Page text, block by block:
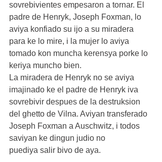
sovrebivientes empesaron a tornar. El
padre de Henryk, Joseph Foxman, lo
aviya konfiado su ijo a su miradera
para ke lo mire, i la mujer lo aviya
tomado kon muncha kerensya porke lo
keriya muncho bien.
La miradera de Henryk no se aviya
imajinado ke el padre de Henryk iva
sovrebivir despues de la destruksion
del ghetto de Vilna. Aviyan transferado
Joseph Foxman a Auschwitz, i todos
saviyan ke dingun judio no
puediya salir bivo de aya.